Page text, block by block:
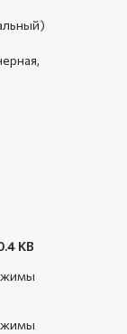
КВ